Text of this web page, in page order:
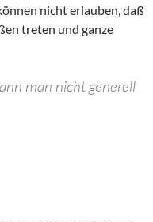
nicht erlauben, daß
treten und ganze
man nicht generell